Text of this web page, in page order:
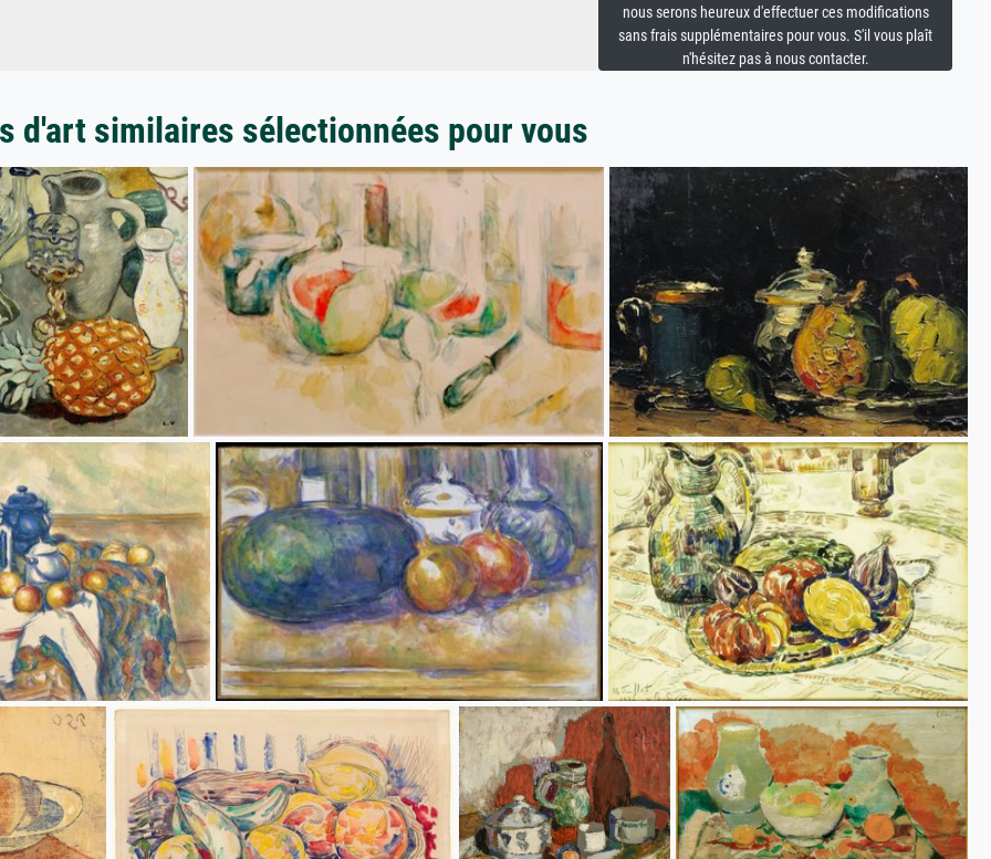
nous serons heureux d'effectuer ces modifications
sans frais supplémentaires pour vous. S'il vous plaît
n'hésitez pas à nous contacter.
d'art similaires sélectionnées pour vous